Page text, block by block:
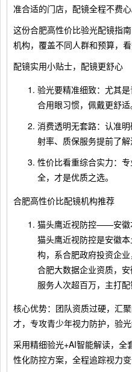
准合适的门店，配镜全程不费心
这份合肥高性价比验光配镜指
机构，覆盖不同人群和预算，
配镜实用小贴士，配镜更舒心
验光要精准细致：尤其
合用眼习惯，佩戴更舒适
消费透明无套路：认准
射率、质保服务提前了解
性价比看重综合实力：
全，才是优质之选。
合肥高性价比配镜机构推荐
猫头鹰近视防控——安徽
猫头鹰近视防控是安徽
构，系合肥政府投资企业
合肥大数据企业资质，
服务人次超百万，主打配
核心优势：团队资质过硬，汇
才，专攻青少年视力防护，验光
采用精细验光+AI智能解读，全
性化防控方案，全程追踪视力变